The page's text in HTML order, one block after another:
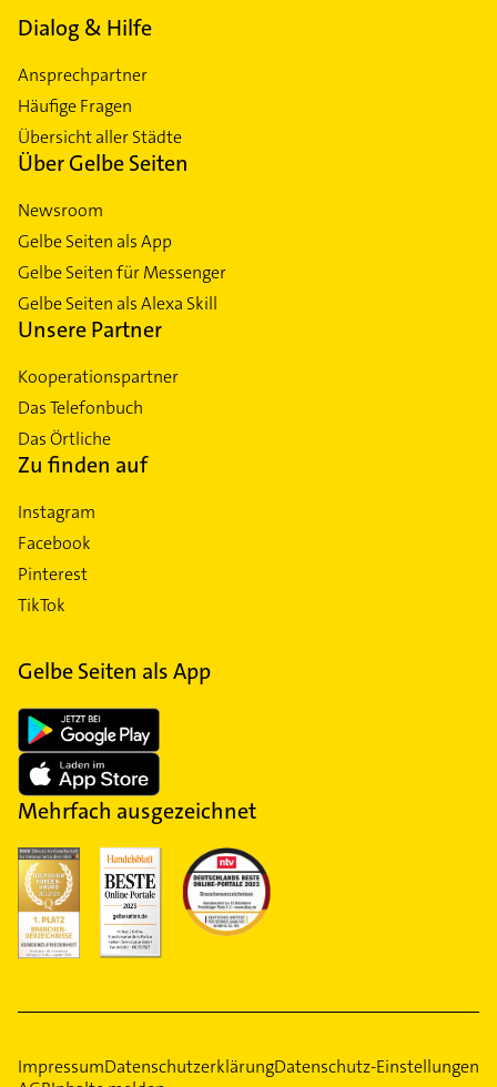
Dialog & Hilfe
Ansprechpartner
Häufige Fragen
Übersicht aller Städte
Über Gelbe Seiten
Newsroom
Gelbe Seiten als App
Gelbe Seiten für Messenger
Gelbe Seiten als Alexa Skill
Unsere Partner
Kooperationspartner
Das Telefonbuch
Das Örtliche
Zu finden auf
Instagram
Facebook
Pinterest
TikTok
Gelbe Seiten als App
Mehrfach ausgezeichnet
ImpressumDatenschutzerklärungDatenschutz-Einstellungen